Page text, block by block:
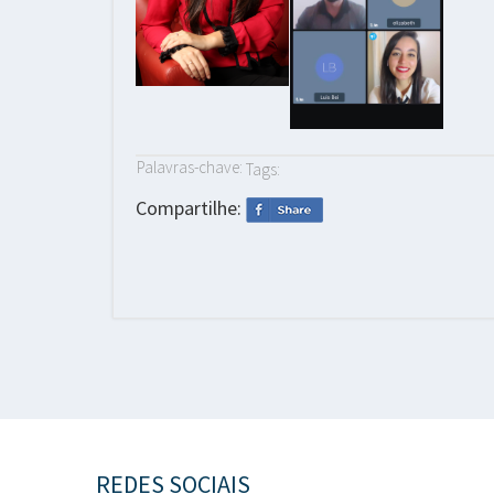
Palavras-chave: Tags:
Compartilhe:
REDES SOCIAIS